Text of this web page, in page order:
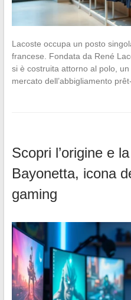
Lacoste occupa un posto
francese. Fondata da René
si è costruita attorno al polo,
mercato dell’abbigliamento
Scopri l’origine e
Bayonetta, icona
gaming